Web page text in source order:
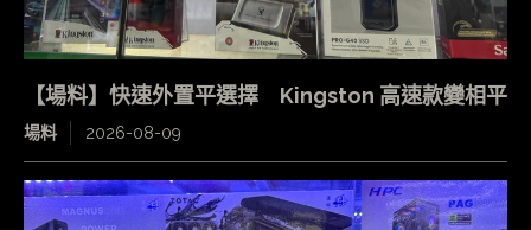
【場料】快速外置平選擇 Kingston 高速款變相平
場料 2026-08-09